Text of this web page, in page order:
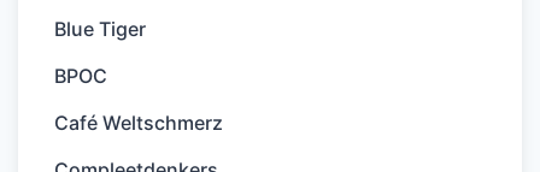
Blue Tiger
BPOC
Café Weltschmerz